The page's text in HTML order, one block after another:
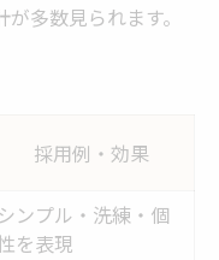
多数見られます。
採用例・効果
シンプル・洗練・個
を表現